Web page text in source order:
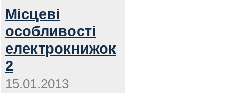
Місцеві
особливості
електрокнижок
2
15.01.2013